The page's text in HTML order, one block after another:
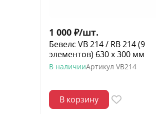
1 000 ₽/шт.
Бевелс VB 214 / RB 214 (9
элементов) 630 х 300 мм
В наличииАртикул VB214
В корзину